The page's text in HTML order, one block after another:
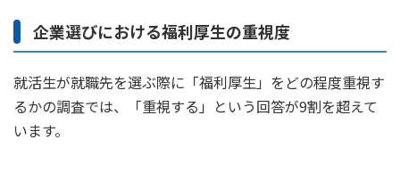
お手続き一覧
終身保険
養老保険
定期保険
ちら
法人のお客さま向け商品一覧
目的から探す
かんぽのLifeサポートナビ
かんぽ生命について
よくあるご質問
企業選びにおける福利厚生の重視度
就活⽣が就職先を選ぶ際に「福利厚⽣」をどの程度重視す
るかの調査では、「重視する」という回答が9割を超えて
います。